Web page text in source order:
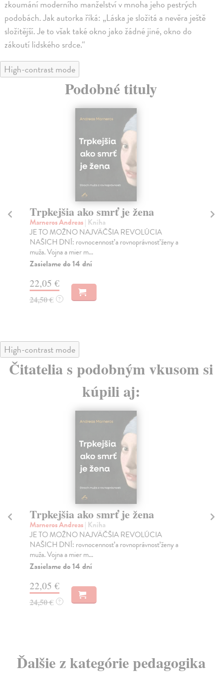
zkoumání moderního manželství v mnoha jeho pestrých
podobách. Jak autorka říká: „Láska je složitá a nevěra ještě
složitější. Je to však také okno jako žádné jiné, okno do
zákoutí lidského srdce.“
High-contrast mode
Podobné tituly
Trpkejšia ako smrť je žena
Marneros Andreas| Kniha
JE TO MOŽNO NAJVÄČŠIA REVOLÚCIA
NAŠICH DNÍ: rovnocennosť a rovnoprávnosť ženy a
muža. Vojna a mier m...
Zasielame do 14 dní
22,05 €
24,50 € ?
High-contrast mode
Čitatelia s podobným vkusom si
kúpili aj:
Trpkejšia ako smrť je žena
Marneros Andreas| Kniha
JE TO MOŽNO NAJVÄČŠIA REVOLÚCIA
NAŠICH DNÍ: rovnocennosť a rovnoprávnosť ženy a
muža. Vojna a mier m...
Zasielame do 14 dní
22,05 €
24,50 € ?
Ďalšie z kategórie pedagogika